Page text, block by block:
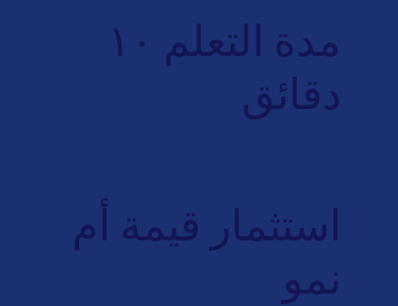
استثمار قيمة أم
نمو
مدة التعلم ١٠
دقائق